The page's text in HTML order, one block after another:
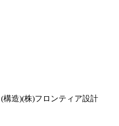
造)(株)フロンティア設計